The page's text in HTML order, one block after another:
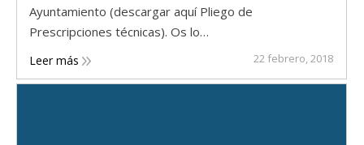
Ayuntamiento (descargar aquí Pliego de
Prescripciones técnicas). Os lo…
Leer más 22 febrero, 2018